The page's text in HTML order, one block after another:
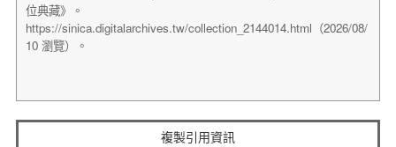
複製引用資訊